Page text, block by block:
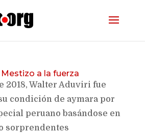
a la fuerza
2018, Walter Aduviri fue
condición de aymara por
peruano basándose en
sorprendentes